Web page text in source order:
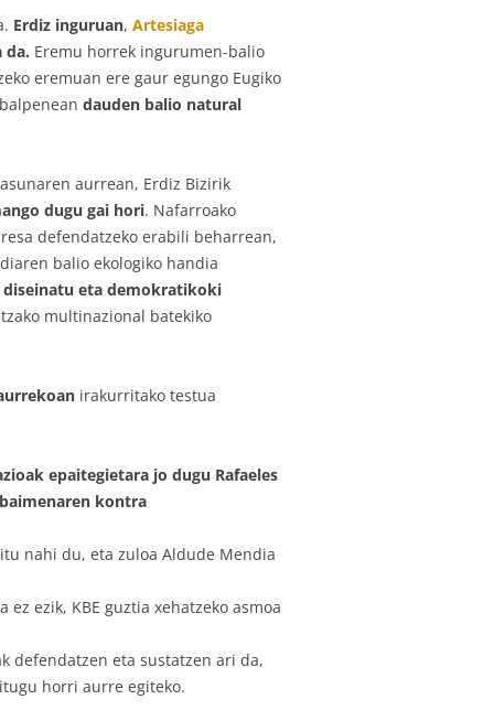
Erdiz inguruan,Artesiaga
da. Eremu horrek ingurumen-balio
eremuan ere gaur egungo Eugiko
dauden balio natural
aurrean, Erdiz Bizirik
dugu gai hori. Nafarroako
defendatzeko erabili beharrean,
balio ekologiko handia
eta demokratikoki
multinazional batekiko
irakurritako testua
epaitegietara jo dugu Rafaeles
kontra
nahi du, eta zuloa Aldude Mendia
ezik, KBE guztia xehatzeko asmoa
defendatzen eta sustatzen ari da,
horri aurre egiteko.